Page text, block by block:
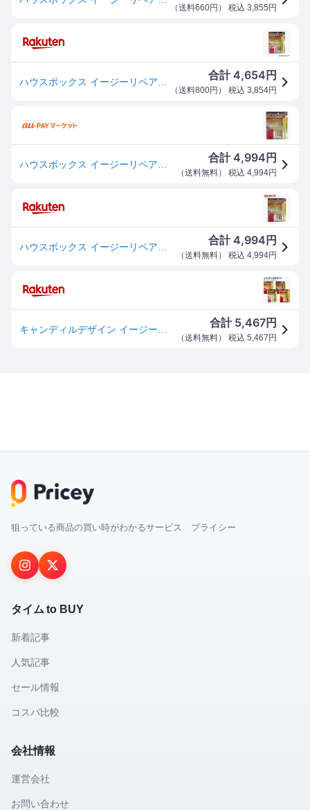
（送料660円 ） 税込 3,855 円
合計4,654 円
（送料800円 ） 税込 3,854円
合計4,994 円
（送料無料） 税込 4,994円
合計4,994 円
（送料無料） 税込 4,994円
合計 5,467円
（送料無料） 税込 5,467 円
狙っている商品の買い時がわかるサービス プライシー
タイム to BUY
新着記事
人気記事
セール情報
コスパ比較
会社情報
運営会社
お問い合わせ